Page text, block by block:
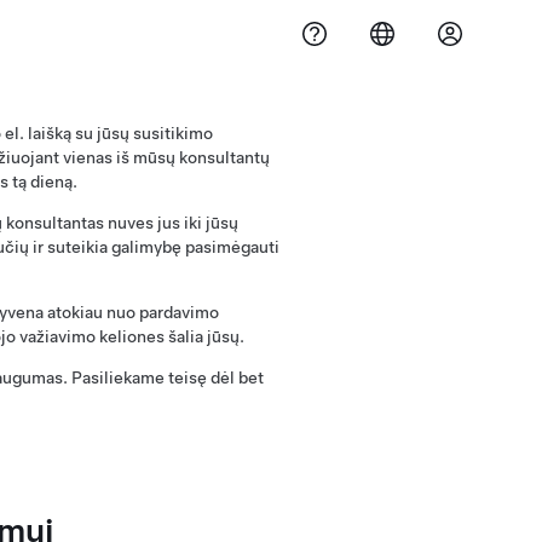
laišką su jūsų susitikimo
vienas iš mūsų konsultantų
tą dieną.
nuves jus iki jūsų
ir suteikia galimybę pasimėgauti
atokiau nuo pardavimo
važiavimo keliones šalia jūsų.
Pasiliekame teisę dėl bet